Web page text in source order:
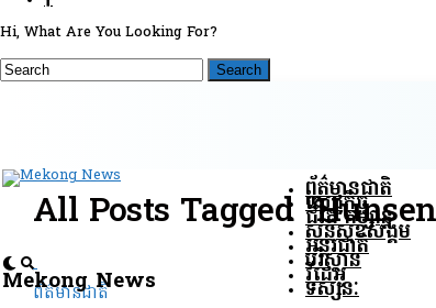
Hi, What Are You Looking For?
Mekong News
ព័ត៌មានជាតិ
សេដ្ឋកិច្ច
ជីវិត កម្សាន្ត
សន្តិសុខ​សង្គម
អន្តរជាតិ
បរិស្ថាន
វីដេអូ
ទស្សនៈ
All Posts Tagged
ព័ត៌មានជាតិ